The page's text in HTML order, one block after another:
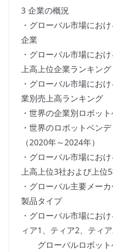
3 企業の概況
・グローバル市場にお
企業
・グローバル市場にお
上高上位企業ランキング
・グローバル市場にお
業別売上高ランキング
・世界の企業別ロボッ
・世界のロボットベン
（2020年～2024年）
・グローバル市場にお
上高上位3社および上位
・グローバル主要メー
製品タイプ
・グローバル市場にお
ィア1、ティア2、ティ
グローバルロボット